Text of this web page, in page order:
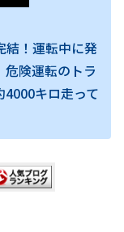
結！運転中に発
険運転のトラ
キロ走って